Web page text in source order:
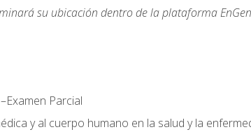
su ubicación dentro de la plataforma
Parcial
y al cuerpo humano en la salud y la